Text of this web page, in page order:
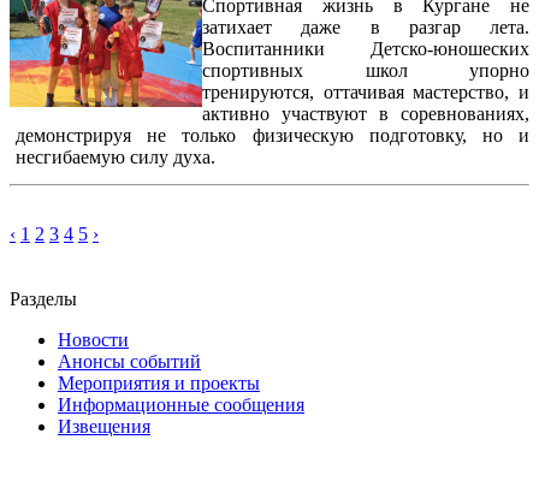
Спортивная жизнь в Кургане не
затихает даже в разгар лета.
Воспитанники Детско-юношеских
спортивных школ упорно
тренируются, оттачивая мастерство, и
активно участвуют в соревнованиях,
демонстрируя не только физическую подготовку, но и
несгибаемую силу духа.
‹ 1 2 3 4 5 ›
Разделы
Новости
Анонсы событий
Мероприятия и проекты
Информационные сообщения
Извещения